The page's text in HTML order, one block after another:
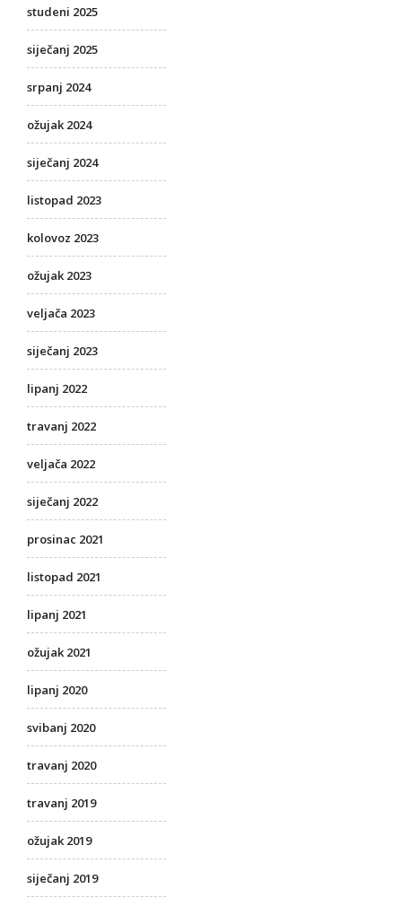
studeni 2025
siječanj 2025
srpanj 2024
ožujak 2024
siječanj 2024
listopad 2023
kolovoz 2023
ožujak 2023
veljača 2023
siječanj 2023
lipanj 2022
travanj 2022
veljača 2022
siječanj 2022
prosinac 2021
listopad 2021
lipanj 2021
ožujak 2021
lipanj 2020
svibanj 2020
travanj 2020
travanj 2019
ožujak 2019
siječanj 2019